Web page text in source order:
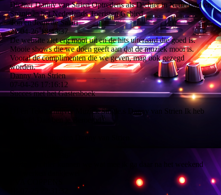
Dichter Danny van Strien Optredens als Dichter in Nederland en
Spanje in het Nederlands Toeristen Gebied
Ton en Jeanette Salari
21-04-26 18:43:37
De website ziet erg mooi uit en de hits uiteraard die goed is.
Mooie shows die we doen geeft aan dat de muziek mooi is.
Vooral de complimenten die we geven, mag ook gezegd
worden.
Danny Van Strien
07-04-26 17:16:12
Succes met het Gastenboek
DJ en Tekstschrijver Muziek Single.s Danny van Strien Ik heb
Beste Eva hier kunnen we wat mee ik ga daar na het weekend